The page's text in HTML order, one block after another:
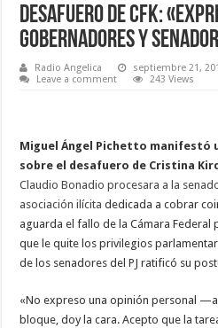
desafuero de CFK:
gobernadores y
Radio Angelica septiembre 21,
Leave a comment
243 Views
Miguel Ángel Pichetto manifestó
sobre el desafuero de Cristina
Claudio Bonadio procesara a la
asociación ilícita dedicada a cobrar
aguarda el fallo de la Cámara Federal
que le quite los privilegios
de los senadores del PJ ratificó su
«No expreso una opinión personal
bloque, doy la cara. Acepto que la